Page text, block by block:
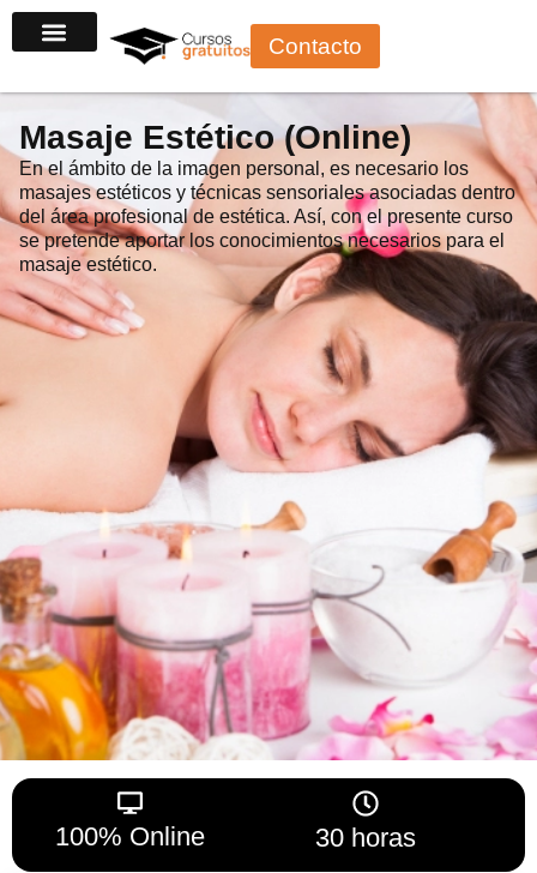
al
Contacto
Masaje Estético (Online)
En el ámbito de la imagen personal, es necesario los
masajes estéticos y técnicas sensoriales asociadas dentro
del área profesional de estética. Así, con el presente curso
se pretende aportar los conocimientos necesarios para el
masaje estético.
100% Online 30 horas